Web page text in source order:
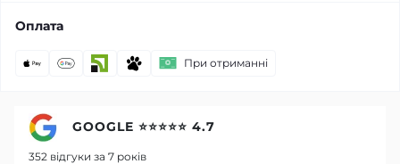
Оплата
При отриманні
GOOGLE ⭐⭐⭐⭐⭐ 4.7
352 відгуки за 7 років